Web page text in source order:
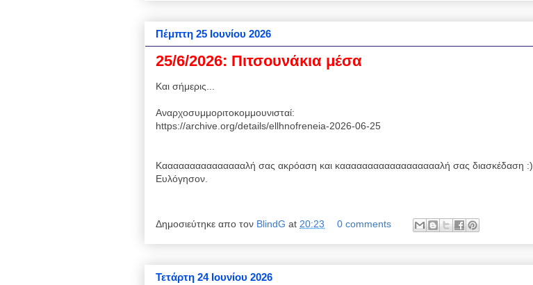
Πέμπτη 25 Ιουνίου 2026
25/6/2026: Πιτσουνάκια μέσα
Και σήμερις...
Αναρχοσυμμοριτοκομμουνισταί:
https://archive.org/details/ellhnofreneia-2026-06-25
Καααααααααααααααλή σας ακρόαση και κααααααααααααααααααλή σας διασκέδαση :)
Ευλόγησον.
Δημοσιεύτηκε απο τον BlindG at 20:23 0 comments
Τετάρτη 24 Ιουνίου 2026